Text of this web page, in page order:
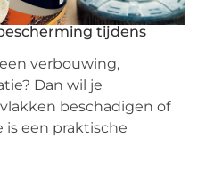
tijdens
verbouwing,
Dan wil je
beschadigen of
is een praktische